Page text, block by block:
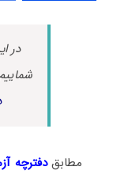
در
مطابق دفترچه